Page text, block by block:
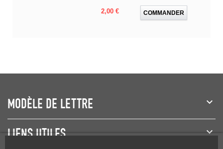
Prix
2,00 € COMMANDER
MODÈLE DE LETTRE
LIENS UTILES